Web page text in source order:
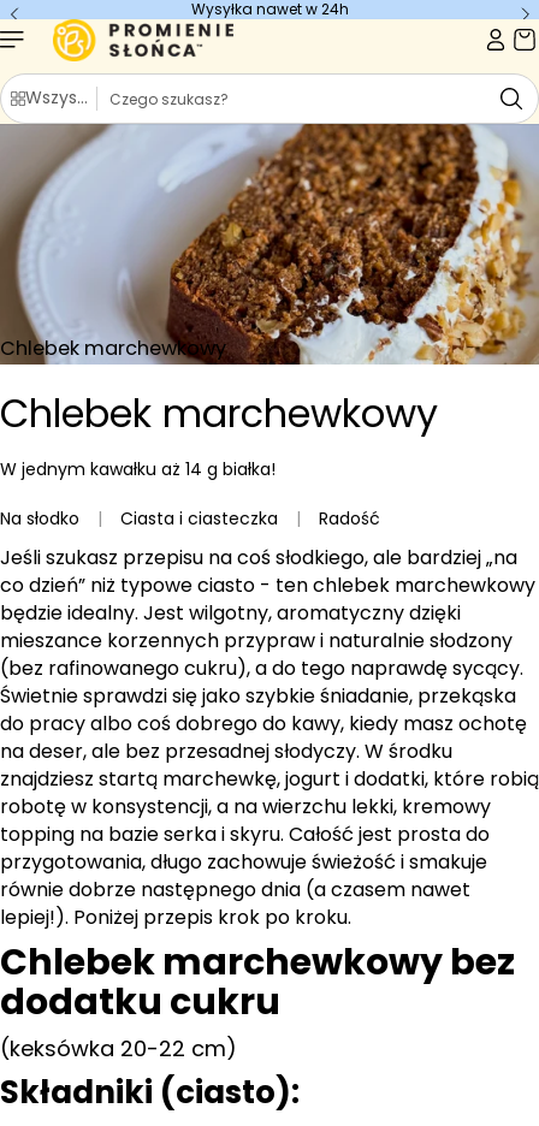
treści
Wysyłka nawet w 24h
Wszystkie kategorie
S
z
u
Chlebek marchewkowy
Chlebek marchewkowy
W jednym kawałku aż 14 g białka!
Na słodko | Ciasta i ciasteczka | Radość
Jeśli szukasz przepisu na coś słodkiego, ale bardziej „na
co dzień” niż typowe ciasto - ten chlebek marchewkowy
będzie idealny. Jest wilgotny, aromatyczny dzięki
mieszance korzennych przypraw i naturalnie słodzony
(bez rafinowanego cukru), a do tego naprawdę sycący.
Świetnie sprawdzi się jako szybkie śniadanie, przekąska
do pracy albo coś dobrego do kawy, kiedy masz ochotę
na deser, ale bez przesadnej słodyczy. W środku
znajdziesz startą marchewkę, jogurt i dodatki, które robią
robotę w konsystencji, a na wierzchu lekki, kremowy
topping na bazie serka i skyru. Całość jest prosta do
przygotowania, długo zachowuje świeżość i smakuje
równie dobrze następnego dnia (a czasem nawet
lepiej!). Poniżej przepis krok po kroku.
Chlebek marchewkowy bez
dodatku cukru
(keksówka 20-22 cm)
Składniki (ciasto):